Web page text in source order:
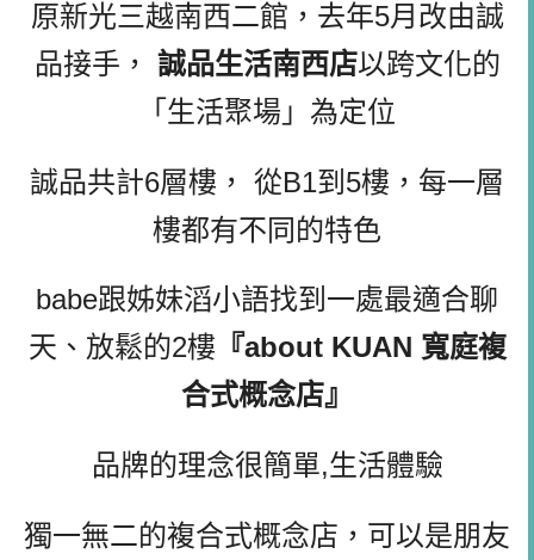
原新光三越南西二館，去年5月改由誠
品接手， 誠品生活南西店以跨文化的
「生活聚場」為定位
誠品共計6層樓， 從B1到5樓，每一層
樓都有不同的特色
babe跟姊妹滔小語找到一處最適合聊
天、放鬆的2樓 『about KUAN 寬庭複
合式概念店』
品牌的理念很簡單,生活體驗
獨一無二的複合式概念店，可以是朋友